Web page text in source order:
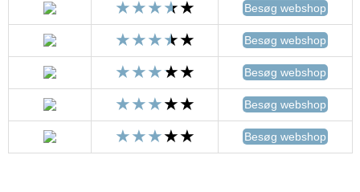
Besøg webshop
Besøg webshop
Besøg webshop
Besøg webshop
Besøg webshop